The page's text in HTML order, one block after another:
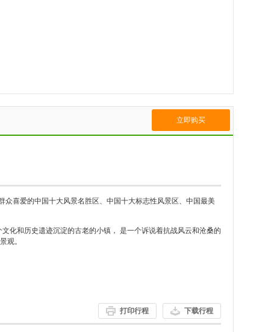
立即购买
喜爱的中国十大风景名胜区、中国十大标志性风景区、中国最美
化和历史遗迹沉淀的古老的小镇， 是一个诉说着抗战风云和沧桑的
观。
打印行程 下载行程